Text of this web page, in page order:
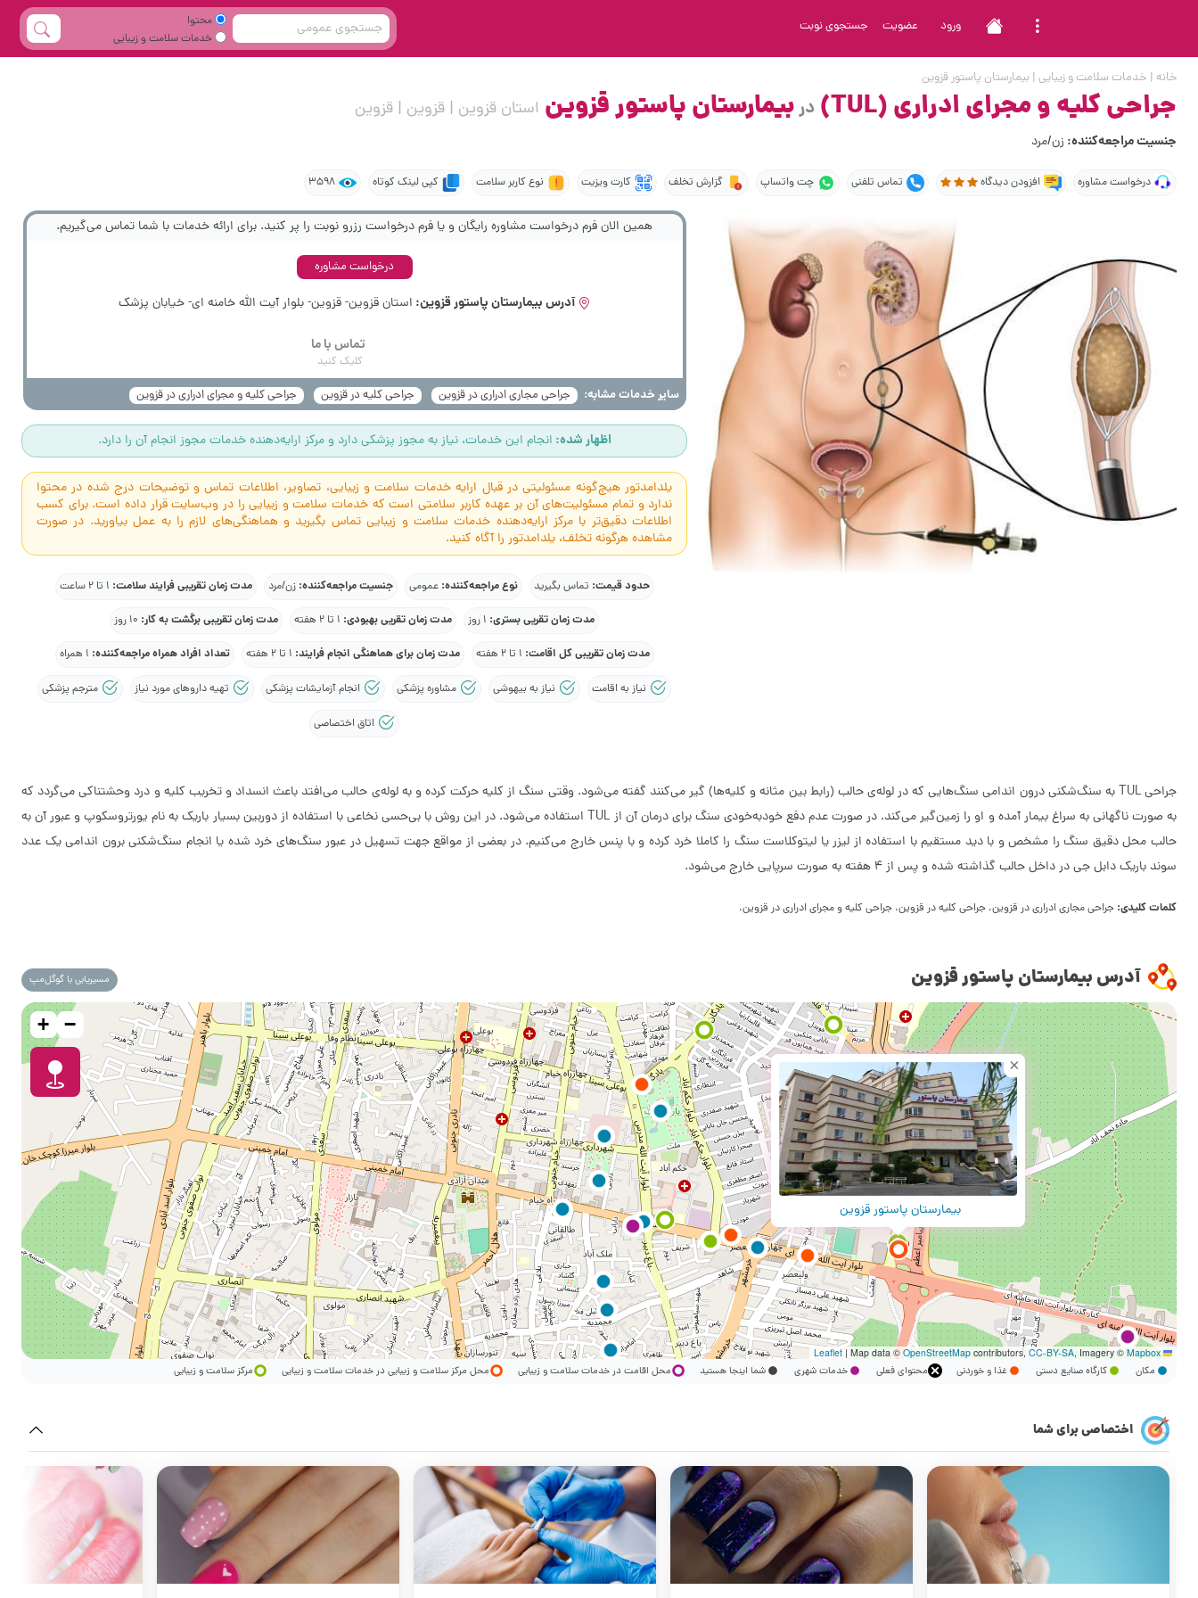
ورود عضویت جستجوی نوبت
محتوا
خدمات سلامت و زیبایی
خانه | خدمات سلامت و زیبایی |بیمارستان پاستور قزوین
جراحی کلیه و مجرای ادراری (TUL) دربیمارستان پاستور قزوین استان قزوین | قزوین | قزوین
جنسیت مراجعه‌کننده: زن/مرد
درخواست مشاوره افزودن دیدگاه تماس تلفنی چت واتساپ گزارش تخلف کارت ویزیت نوع کاربر سلامت کپی لینک کوتاه 3598
همین الان فرم درخواست مشاوره رایگان و یا فرم درخواست رزرو نوبت را پر کنید. برای ارائه خدمات با شما تماس می‌گیریم.
درخواست مشاوره
آدرس بیمارستان پاستور قزوین: استان قزوین- قزوین- بلوار آیت الله خامنه ای- خیابان پزشک
تماس با ما
کلیک کنید
سایر خدمات مشابه: جراحی مجاری ادراری در قزوین جراحی کلیه در قزوین جراحی کلیه و مجرای ادراری در قزوین
اظهار شده: انجام این خدمات، نیاز به مجوز پزشکی دارد و مرکز ارایه‌دهنده خدمات مجوز انجام آن را دارد.
یلدامدتور هیچ‌گونه مسئولیتی در قبال ارایه خدمات سلامت و زیبایی، تصاویر، اطلاعات تماس و توضیحات درج شده در محتوا
ندارد و تمام مسئولیت‌های آن بر عهده کاربر سلامتی است که خدمات سلامت و زیبایی را در وب‌سایت قرار داده است. برای کسب
اطلاعات دقیق‌تر با مرکز ارایه‌دهنده خدمات سلامت و زیبایی تماس بگیرید و هماهنگی‌های لازم را به عمل بیاورید. در صورت
مشاهده هرگونه تخلف، یلدامدتور را آگاه کنید.
حدود قیمت: تماس بگیرید نوع مراجعه‌کننده:عمومی جنسیت مراجعه‌کننده:زن/مرد مدت زمان تقریبی فرایند سلامت: 1 تا 2 ساعت
مدت زمان تقریی بستری: 1 روز مدت زمان تقریی بهبودی: 1 تا 2 هفته مدت زمان تقریبی برگشت به کار: 10 روز
مدت زمان تقریبی کل اقامت: 1 تا 2 هفته مدت زمان برای هماهنگی انجام فرایند: 1 تا 2 هفته تعداد افراد همراه مراجعه‌کننده: 1 همراه
نیاز به اقامت نیاز به بیهوشی مشاوره پزشکی انجام آزمایشات پزشکی تهیه داروهای مورد نیاز مترجم پزشکی
اتاق اختصاصی
جراحی TUL به سنگ‌شکنی درون اندامی سنگ‌هایی که در لوله‌ی حالب (رابط بین مثانه و کلیه‌ها) گیر می‌کنند گفته می‌شود. وقتی سنگ از کلیه حرکت کرده و به لوله‌ی حالب می‌افتد باعث انسداد و تخریب کلیه و درد وحشتناکی می‌گردد که
به صورت ناگهانی به سراغ بیمار آمده و او را زمین‌گیر می‌کند. در صورت عدم دفع خودبه‌خودی سنگ برای درمان آن از TUL استفاده می‌شود. در این روش با بی‌حسی نخاعی با استفاده از دوربین بسیار باریک به نام یورتروسکوپ و عبور آن به
حالب محل دقیق سنگ را مشخص و با دید مستقیم با استفاده از لیزر یا لیتوکلاست سنگ را کاملا خرد کرده و با پنس خارج می‌کنیم. در بعضی از مواقع جهت تسهیل در عبور سنگ‌های خرد شده یا انجام سنگ‌شکنی برون اندامی یک عدد
سوند باریک دابل جی در داخل حالب گذاشته شده و پس از 4 هفته به صورت سرپایی خارج می‌شود.
کلمات کلیدی: جراحی مجاری ادراری در قزوین، جراحی کلیه در قزوین، جراحی کلیه و مجرای ادراری در قزوین،
آدرس بیمارستان پاستور قزوین مسیریابی با گوگل‌مپ
بیمارستان پاستور قزوین
×
+ −
Leaflet
| Map data © OpenStreetMapcontributors, CC-BY-SA, Imagery © Mapbox
مکان کارگاه صنایع دستی غذا و خوردنی محتوای فعلی خدمات شهری شما اینجا هستید محل اقامت در خدمات سلامت و زیبایی محل مرکز سلامت و زیبایی در خدمات سلامت و زیبایی مرکز سلامت و زیبایی
اختصاصی برای شما